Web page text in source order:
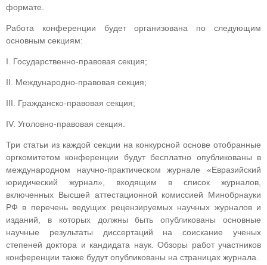
формате.
Работа конференции будет организована по следующим
основным секциям:
I. Государственно-правовая секция;
II. Международно-правовая секция;
III. Гражданско-правовая секция;
IV. Уголовно-правовая секция.
Три статьи из каждой секции на конкурсной основе отобранные
оргкомитетом конференции будут бесплатно опубликованы в
международном научно-практическом журнале «Евразийский
юридический журнал», входящим в список журналов,
включенных Высшей аттестационной комиссией Минобрнауки
РФ в перечень ведущих рецензируемых научных журналов и
изданий, в которых должны быть опубликованы основные
научные результаты диссертаций на соискание ученых
степеней доктора и кандидата наук. Обзоры работ участников
конференции также будут опубликованы на страницах журнала.